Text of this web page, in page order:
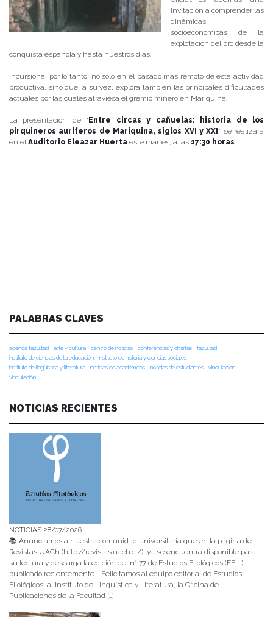
invitación a comprender las
dinámicas
socioeconómicas de la
explotación del oro desde la
conquista española y hasta nuestros días.
Incursiona, por lo tanto, no solo en el pasado más remoto de esta actividad
productiva, sino que, a su vez, explora también las principales dificultades
actuales por las cuales atraviesa el gremio minero en Mariquina.
La presentación de “ Entre circas y cañuelas: historia de los
pirquineros auríferos de Mariquina, siglos XVI y XXI ” se realizará
en elAuditorio Eleazar Huerta este martes, a las 17:30 horas.
PALABRAS CLAVES
agenda facultad arte y cultura centro de noticias conferencias y charlas
facultad
instituto de ciencias de la educación
instituto de historia y ciencias sociales
instituto de lingüística y literatura
noticias de académicos noticias de estudiantes
vinculacion
vinculación
NOTICIAS RECIENTES
NOTICIAS 28/07/2026
📚 Anunciamos a nuestra comunidad universitaria que en la página de
Revistas UACh (http://revistas.uach.cl/), ya se encuentra disponible para
su lectura y descarga la edición del n° 77 de Estudios Filológicos (EFIL),
publicado recientemente. Felicitamos al equipo editorial de Estudios
Filológicos, al Instituto de Lingüística y Literatura, la Oficina de
Publicaciones de la Facultad […]